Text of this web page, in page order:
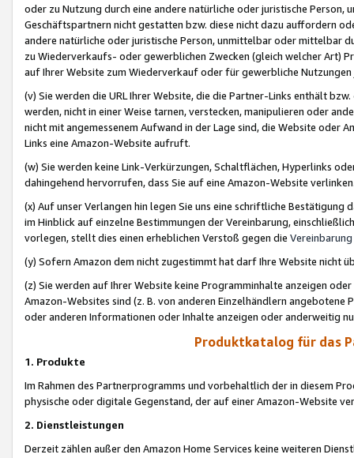
oder zu Nutzung durch eine andere natürliche oder juristische
Geschäftspartnern nicht gestatten bzw. diese nicht dazu auffordern
andere natürliche oder juristische Person, unmittelbar oder mittelbar
zu Wiederverkaufs- oder gewerblichen Zwecken (gleich welcher Art)
auf Ihrer Website zum Wiederverkauf oder für gewerbliche
(v) Sie werden die URL Ihrer Website, die die Partner-Links enthält
werden, nicht in einer Weise tarnen, verstecken, manipulieren oder
nicht mit angemessenem Aufwand in der Lage sind, die Website oder
Links eine Amazon-Website aufruft.
(w) Sie werden keine Link-Verkürzungen, Schaltflächen, Hyperlinks
dahingehend hervorrufen, dass Sie auf eine Amazon-Website
(x) Auf unser Verlangen hin legen Sie uns eine schriftliche
im Hinblick auf einzelne Bestimmungen der Vereinbarung,
vorlegen, stellt dies einen erheblichen Verstoß gegen die Vereinbarung
(y) Sofern Amazon dem nicht zugestimmt hat darf Ihre Website nicht
(z) Sie werden auf Ihrer Website keine Programminhalte anzeigen
Amazon-Websites sind (z. B. von anderen Einzelhändlern
oder anderen Informationen oder Inhalte anzeigen oder anderweitig
Produktkatalog für das
1. Produkte
Im Rahmen des Partnerprogramms und vorbehaltlich der in diesem
physische oder digitale Gegenstand, der auf einer Amazon-Website
2. Dienstleistungen
Derzeit zählen außer den Amazon Home Services keine weiteren